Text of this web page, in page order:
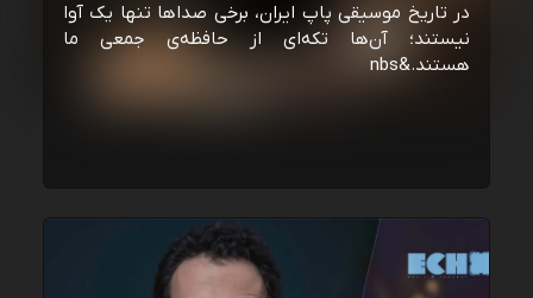
در تاریخ موسیقی پاپ ایران، برخی صداها تنها یک آوا
نیستند؛ آن‌ها تکه‌ای از حافظه‌ی جمعی ما
هستند.&nbs